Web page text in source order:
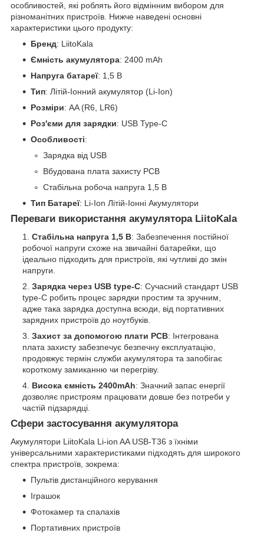
особливостей, які роблять його відмінним вибором для
різноманітних пристроїв. Нижче наведені основні
характеристики цього продукту:
Бренд: LiitoKala
Ємність акумулятора: 2400 mAh
Напруга батареї: 1,5 В
Тип: Літій-Іонний акумулятор (Li-Ion)
Розміри: AA (R6, LR6)
Роз'єми для зарядки: USB Type-C
Особливості:
Зарядка від USB
Вбудована плата захисту PCB
Стабільна робоча напруга 1,5 В
Тип Батареї: Li-Ion Літій-Іонні Акумулятори
Переваги використання акумулятора LiitoKala
Стабільна напруга 1,5 В: Забезпечення постійної
робочої напруги схоже на звичайні батарейки, що
ідеально підходить для пристроїв, які чутливі до змін
напруги.
Зарядка через USB type-C: Сучасний стандарт USB
type-C робить процес зарядки простим та зручним,
адже така зарядка доступна всюди, від портативних
зарядних пристроїв до ноутбуків.
Захист за допомогою плати PCB: Інтегрована
плата захисту забезпечує безпечну експлуатацію,
продовжує термін служби акумулятора та запобігає
короткому замиканню чи перегріву.
Висока ємність 2400mAh: Значний запас енергії
дозволяє пристроям працювати довше без потреби у
частій підзарядці.
Сфери застосування акумулятора
Акумулятори LiitoKala Li-ion AA USB-T36 з їхніми
універсальними характеристиками підходять для широкого
спектра пристроїв, зокрема:
Пультів дистанційного керування
Іграшок
Фотокамер та спалахів
Портативних пристроїв